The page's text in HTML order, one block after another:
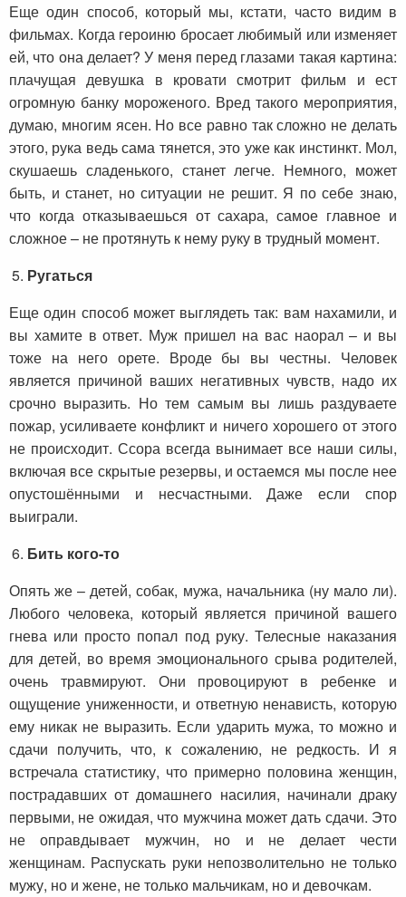
Еще один способ, который мы, кстати, часто видим в
фильмах. Когда героиню бросает любимый или изменяет
ей, что она делает? У меня перед глазами такая картина:
плачущая девушка в кровати смотрит фильм и ест
огромную банку мороженого. Вред такого мероприятия,
думаю, многим ясен. Но все равно так сложно не делать
этого, рука ведь сама тянется, это уже как инстинкт. Мол,
скушаешь сладенького, станет легче. Немного, может
быть, и станет, но ситуации не решит. Я по себе знаю,
что когда отказываешься от сахара, самое главное и
сложное – не протянуть к нему руку в трудный момент.
Ругаться
Еще один способ может выглядеть так: вам нахамили, и
вы хамите в ответ. Муж пришел на вас наорал – и вы
тоже на него орете. Вроде бы вы честны. Человек
является причиной ваших негативных чувств, надо их
срочно выразить. Но тем самым вы лишь раздуваете
пожар, усиливаете конфликт и ничего хорошего от этого
не происходит. Ссора всегда вынимает все наши силы,
включая все скрытые резервы, и остаемся мы после нее
опустошёнными и несчастными. Даже если спор
выиграли.
Бить кого-то
Опять же – детей, собак, мужа, начальника (ну мало ли).
Любого человека, который является причиной вашего
гнева или просто попал под руку. Телесные наказания
для детей, во время эмоционального срыва родителей,
очень травмируют. Они провоцируют в ребенке и
ощущение униженности, и ответную ненависть, которую
ему никак не выразить. Если ударить мужа, то можно и
сдачи получить, что, к сожалению, не редкость. И я
встречала статистику, что примерно половина женщин,
пострадавших от домашнего насилия, начинали драку
первыми, не ожидая, что мужчина может дать сдачи. Это
не оправдывает мужчин, но и не делает чести
женщинам. Распускать руки непозволительно не только
мужу, но и жене, не только мальчикам, но и девочкам.